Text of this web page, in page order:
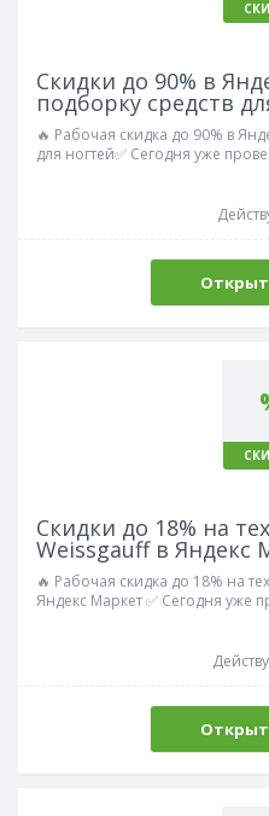
Скидки до 90% в
подборку средств
🔥 Рабочая скидка до 90% в
для ногтей✅ Сегодня уже
Скидки до 18% на
Weissgauff в Яндекс
🔥 Рабочая скидка до 18% на
Яндекс Маркет ✅ Сегодня уже